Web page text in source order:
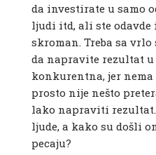
da investirate u samo
ljudi itd, ali ste odavde
skroman. Treba sa
da napravite rezultat
konkurentna, jer
prosto nije nešto
lako napraviti
ljude, a kako su došli
pecaju?